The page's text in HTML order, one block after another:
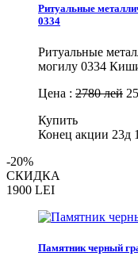
Ритуальные
0334
Ритуальные
могилу 0334
Цена : 2780 лей
Купить
Конец акции 23д
-20%
СКИДКА
1900 LEI
Памятник черный